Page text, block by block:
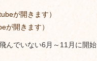
が開きます）
が開きます）
んでいない6月～11月に開始